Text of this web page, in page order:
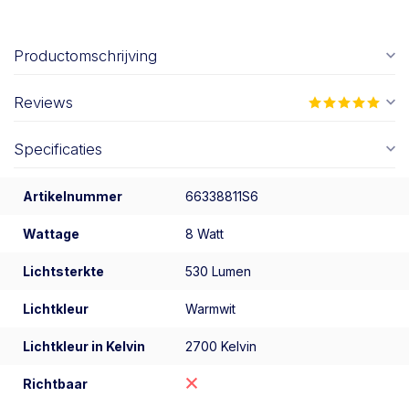
Productomschrijving
Reviews
Specificaties
Artikelnummer 66338811S6
Wattage 8 Watt
Lichtsterkte 530 Lumen
Lichtkleur Warmwit
Lichtkleur in Kelvin 2700 Kelvin
Richtbaar